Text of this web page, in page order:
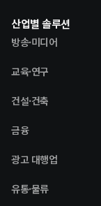
산업별 솔루션
방송·미디어
교육·연구
건설·건축
금융
광고 대행업
유통·물류